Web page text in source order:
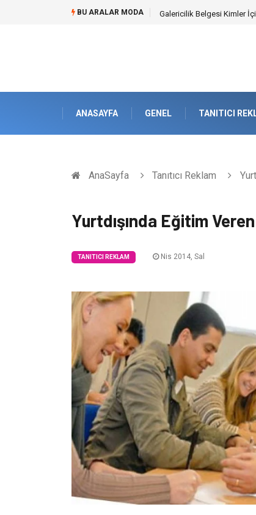
BU ARALAR MODA Doküman Yönetimi ile
ANASAYFA GENEL TANITICI
AnaSayfa Tanıtıcı Reklam
Yurtdışında Eğitim
TANITICI REKLAM Nis 2014, Sal